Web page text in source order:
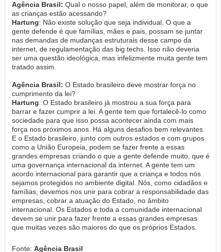
Agência Brasil: Qual o nosso papel, além de monitorar, o que
as crianças estão acessando?
Hartung: Não existe solução que seja individual. O que a
gente defende é que famílias, mães e pais, possam se juntar
nas demandas de mudanças estruturais desse campo da
internet, de regulamentação das big techs. Isso não deveria
ser uma questão ideológica, mas infelizmente muita gente tem
tratado assim.
Agência Brasil: O Estado brasileiro deve mostrar força no
cumprimento da lei?
Hartung: O Estado brasileiro já mostrou a sua força para
barrar e fazer cumprir a lei. A gente tem que fortalecê-lo como
sociedade para que isso possa acontecer ainda com mais
força nos próximos anos. Há alguns desafios bem relevantes.
E o Estado brasileiro, junto com outros estados e com grupos
como a União Europeia, podem se fazer frente a essas
grandes empresas criando o que a gente defende muito, que é
uma governança internacional da internet. A gente tem um
acordo internacional para garantir que a criança e todos nós
sejamos protegidos no ambiente digital. Nós, como cidadãos e
famílias, devemos nos unir para cobrar a responsabilidade das
empresas, cobrar a atuação do Estado, no âmbito
internacional. Os Estados e toda a comunidade internacional
devem se unir para fazer frente a essas grandes empresas
que muitas vezes são maiores do que os próprios Estados.
Fonte: Agência Brasil